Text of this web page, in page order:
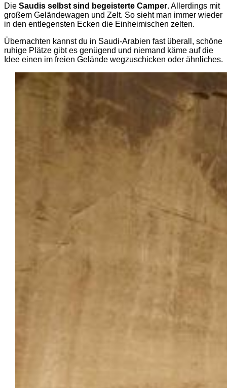
Die Saudis selbst sind begeisterte Camper. Allerdings mit
großem Geländewagen und Zelt. So sieht man immer wieder
in den entlegensten Ecken die Einheimischen zelten.
Übernachten kannst du in Saudi-Arabien fast überall, schöne
ruhige Plätze gibt es genügend und niemand käme auf die
Idee einen im freien Gelände wegzuschicken oder ähnliches.